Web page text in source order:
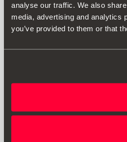
analyse our traffic. We also
media, advertising and analytics
you’ve provided to them or that